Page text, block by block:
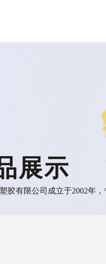
展示
胶有限公司成立于2002年